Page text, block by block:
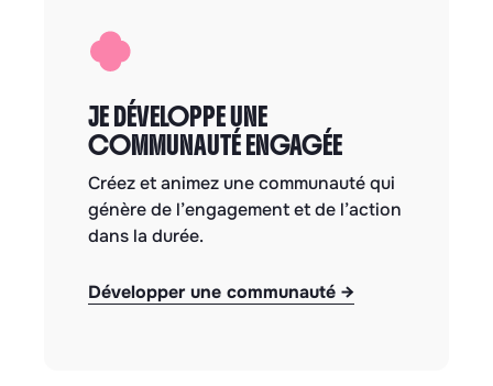
JE DÉVELOPPE UNE
COMMUNAUTÉ ENGAGÉE
Créez et animez une communauté qui
génère de l’engagement et de l’action
dans la durée.
Développer une communauté →